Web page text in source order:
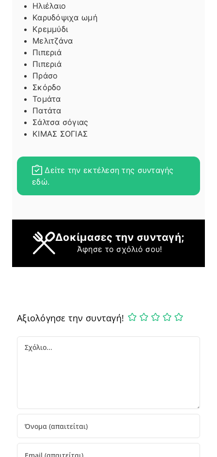
Ηλιέλαιο
Καρυδόψιχα ωμή
Κρεμμύδι
Μελιτζάνα
Πιπεριά
Πιπεριά
Πράσο
Σκόρδο
Τομάτα
Πατάτα
Σάλτσα σόγιας
ΚΙΜΑΣ ΣΟΓΙΑΣ
Δείτε την εκτέλεση της συνταγής
εδώ.
Δοκίμασες την συνταγή;
Άφησε το σχόλιό σου!
Αξιολόγησε την συνταγή!
Comment